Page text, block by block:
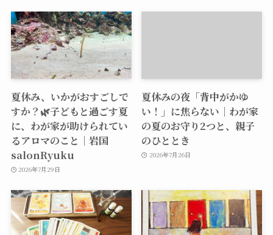
夏休み、いかがおすごしで
すか？🌿子どもと過ごす夏
に、わが家が助けられてい
るアロマのこと｜岩国
salonRyuku
2026年7月29日
夏休みの夜「背中がかゆ
い！」に焦らない｜わが家
の夏のお守り2つと、親子
のひととき
2026年7月26日